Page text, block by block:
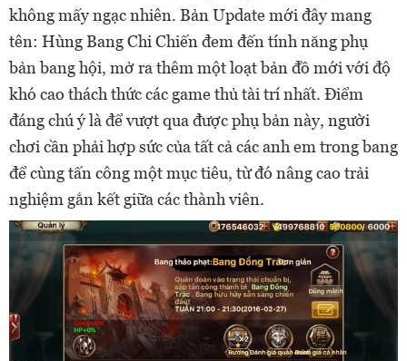
không mấy ngạc nhiên. Bản Update mới đây mang
tên: Hùng Bang Chi Chiến đem đến tính năng phụ
bản bang hội, mở ra thêm một loạt bản đồ mới với độ
khó cao thách thức các game thủ tài trí nhất. Điểm
đáng chú ý là để vượt qua được phụ bản này, người
chơi cần phải hợp sức của tất cả các anh em trong bang
để cùng tấn công một mục tiêu, từ đó nâng cao trải
nghiệm gắn kết giữa các thành viên.